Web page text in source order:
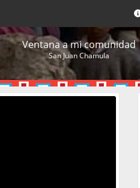
Ventana a mi comunidad
San Juan Chamula